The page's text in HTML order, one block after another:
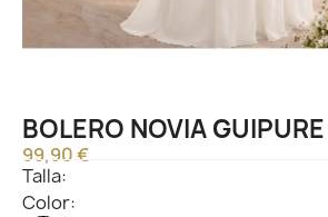
BOLERO NOVIA GUIPURE
99,90 €
Talla:
Color: